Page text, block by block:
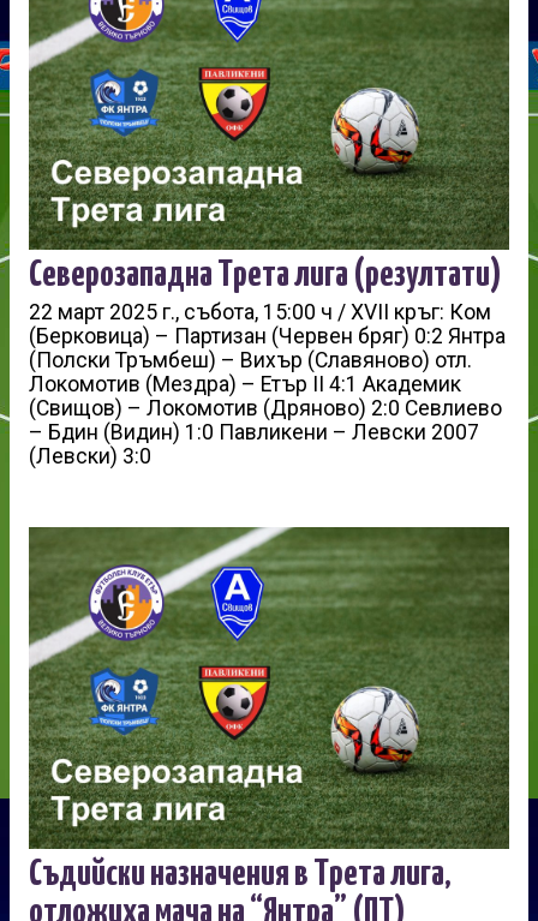
Северозападна Трета лига (резултати)
22 март 2025 г., събота, 15:00 ч / XVII кръг: Ком
(Берковица) – Партизан (Червен бряг) 0:2 Янтра
(Полски Тръмбеш) – Вихър (Славяново) отл.
Локомотив (Мездра) – Етър II 4:1 Академик
(Свищов) – Локомотив (Дряново) 2:0 Севлиево
– Бдин (Видин) 1:0 Павликени – Левски 2007
(Левски) 3:0
Съдийски назначения в Трета лига,
отложиха мача на “Янтра” (ПТ)